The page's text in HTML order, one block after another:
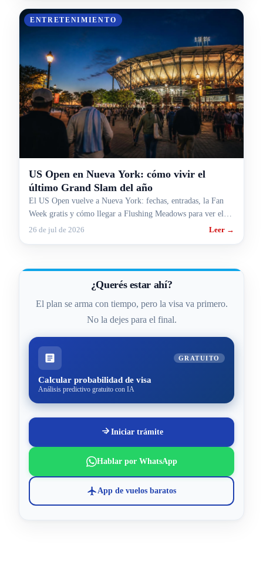
ENTRETENIMIENTO
US Open en Nueva York: cómo vivir el
último Grand Slam del año
El US Open vuelve a Nueva York: fechas, entradas, la Fan
Week gratis y cómo llegar a Flushing Meadows para ver el
último Grand Slam del año.
26 de jul de 2026 Leer →
¿Querés estar ahí?
El plan se arma con tiempo, pero la visa va primero.
No la dejes para el final.
Calcular probabilidad de visa
Análisis predictivo gratuito con IA
GRATUITO
Iniciar trámite
Hablar por WhatsApp
App de vuelos baratos